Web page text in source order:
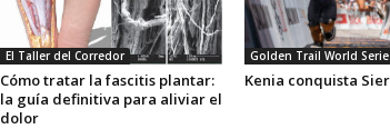
El Taller del Corredor
Cómo tratar la fascitis plantar:
la guía definitiva para aliviar el
dolor
Golden Trail World
Kenia conquista